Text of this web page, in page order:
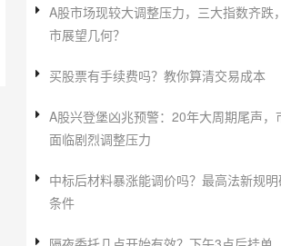
A股市场现较大调整压力，三大指数齐跌
市展望几何？
买股票有手续费吗？教你算清交易成本
A股兴登堡凶兆预警：20年大周期尾声，
面临剧烈调整压力
中标后材料暴涨能调价吗？最高法新规明
条件